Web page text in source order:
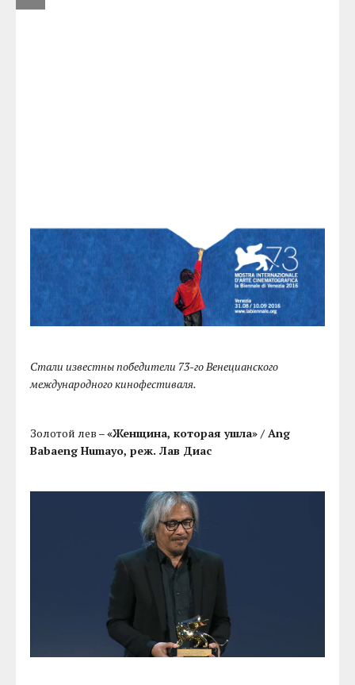
Стали известны победители 73-го Венецианского
международного кинофестиваля.
Золотой лев –«Женщина, которая ушла» / Ang
Babaeng Humayo, реж. Лав Диас